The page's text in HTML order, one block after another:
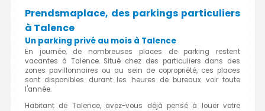
Prendsmaplace, des parkings particuliers
à Talence
Un parking privé au mois à Talence
En journée, de nombreuses places de parking restent
vacantes à Talence. Situé chez des particuliers dans des
zones pavillonnaires ou au sein de copropriété, ces places
sont disponibles durant les heures de bureaux voir toute
l'année.
Habitant de Talence, avez-vous déjà pensé à louer votre